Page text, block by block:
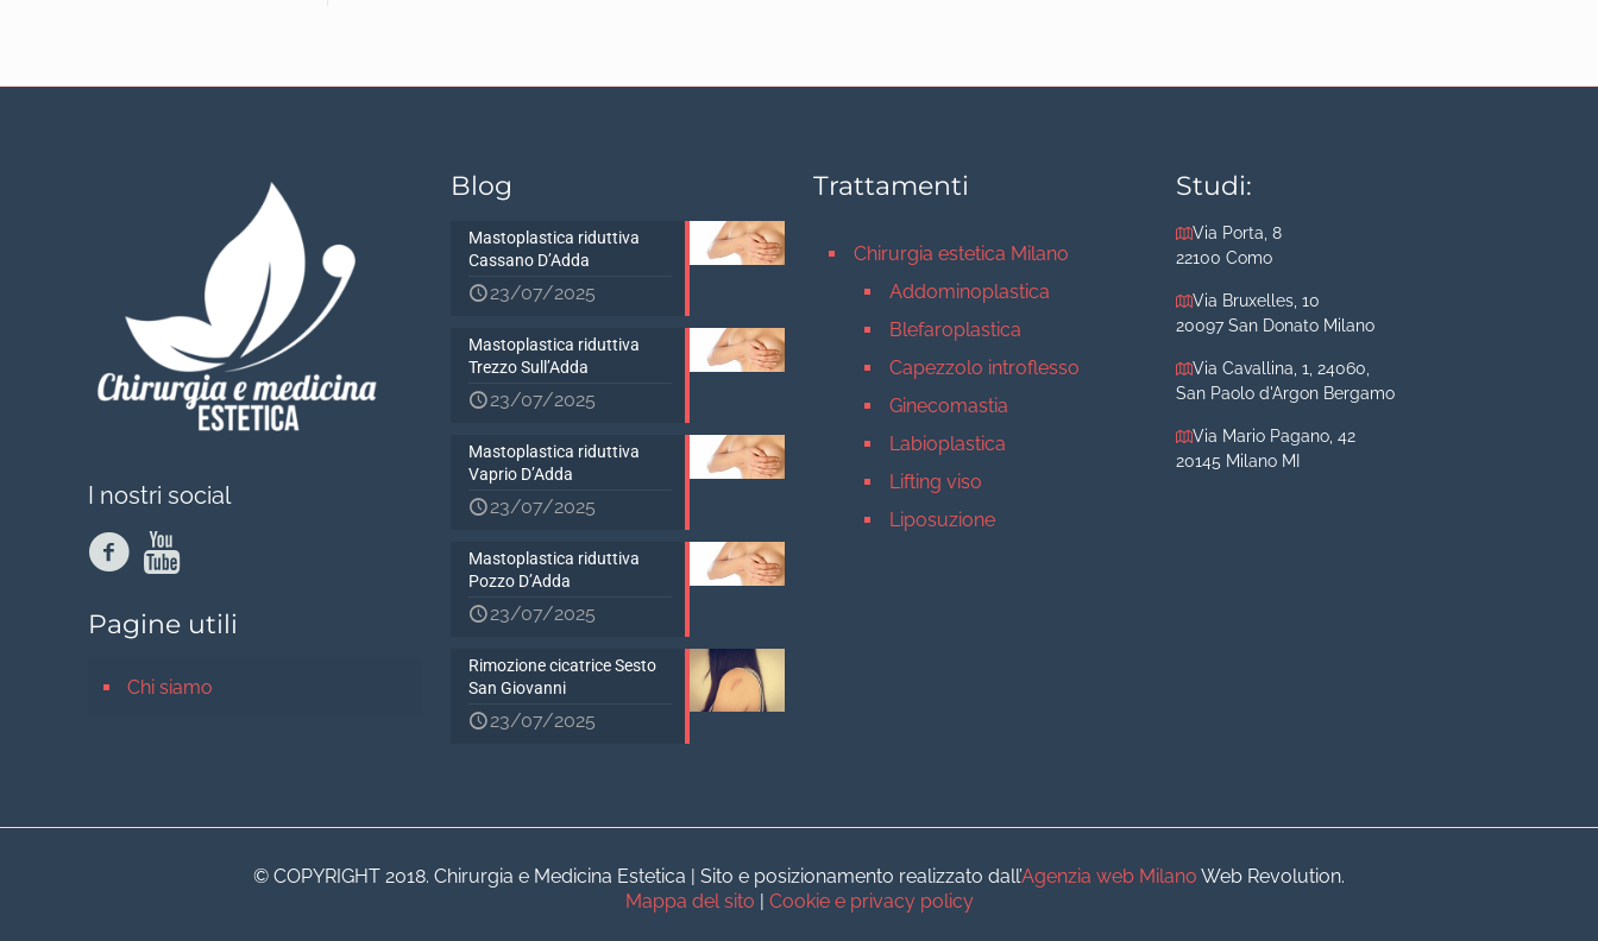
I nostri social
Pagine utili
Chi siamo
Blog
Mastoplastica riduttiva
Cassano D’Adda
23/07/2025
Mastoplastica riduttiva
Trezzo Sull’Adda
23/07/2025
Mastoplastica riduttiva
Vaprio D’Adda
23/07/2025
Mastoplastica riduttiva
Pozzo D’Adda
23/07/2025
Rimozione cicatrice Sesto
San Giovanni
23/07/2025
Trattamenti
Chirurgia estetica Milano
Addominoplastica
Blefaroplastica
Capezzolo introflesso
Ginecomastia
Labioplastica
Lifting viso
Liposuzione
Aumento labbra
Filler
Studi:
Via Porta, 8
22100 Como
Via Bruxelles, 10
20097 San Donato Milano
Via Cavallina, 1, 24060,
San Paolo d'Argon Bergamo
Via Mario Pagano, 42
20145 Milano MI
© COPYRIGHT 2018. Chirurgia e Medicina Estetica | Sito e posizionamento realizzato dall’Agenzia web Milano Web Revolution.
Mappa del sito | Cookie e privacy policy